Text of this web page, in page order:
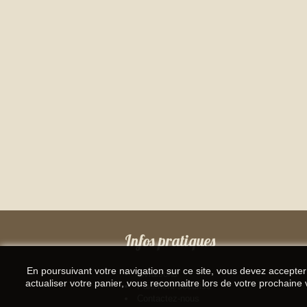
En poursuivant votre navigation sur ce site, vous devez
actualiser votre panier, vous reconnaitre lors de votre
Infos pratiques
Livraisons
Paiement sécurisé